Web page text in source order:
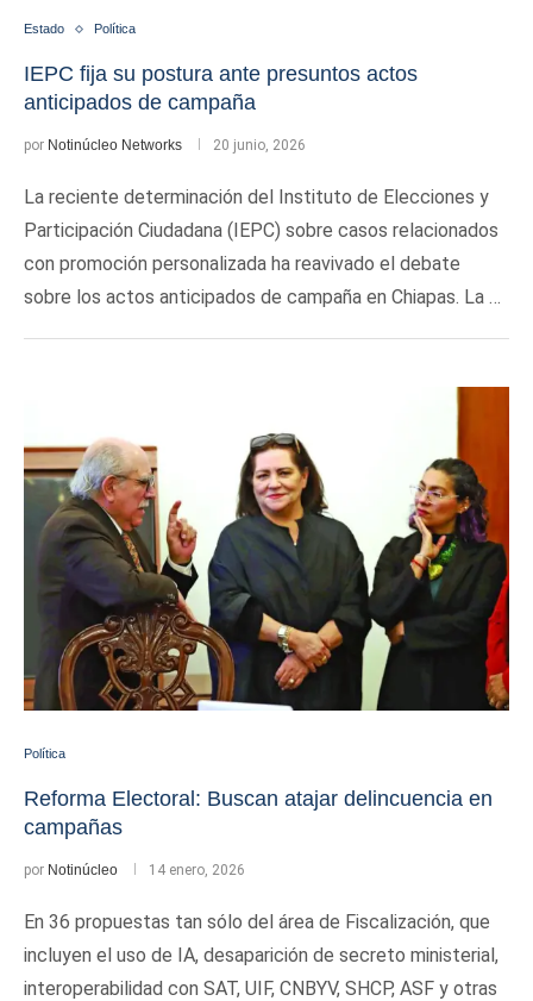
Estado Política
IEPC fija su postura ante presuntos actos
anticipados de campaña
por Notinúcleo Networks 20 junio, 2026
La reciente determinación del Instituto de Elecciones y
Participación Ciudadana (IEPC) sobre casos relacionados
con promoción personalizada ha reavivado el debate
sobre los actos anticipados de campaña en Chiapas. La …
Política
Reforma Electoral: Buscan atajar delincuencia en
campañas
por Notinúcleo 14 enero, 2026
En 36 propuestas tan sólo del área de Fiscalización, que
incluyen el uso de IA, desaparición de secreto ministerial,
interoperabilidad con SAT, UIF, CNBYV, SHCP, ASF y otras